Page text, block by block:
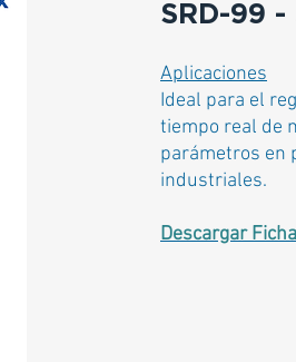
SRD-99 -
Aplicaciones
Ideal para el
tiempo real de
parámetros en
industriales.
Descargar